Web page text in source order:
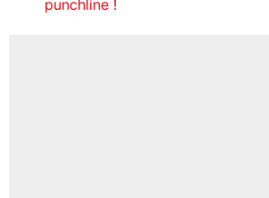
punchline !